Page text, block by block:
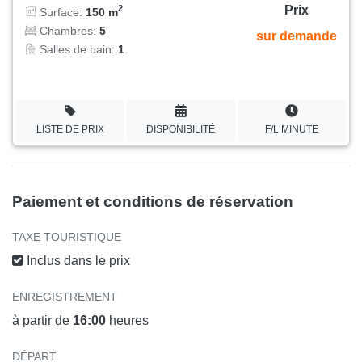
Surface: 150 m2
Chambres: 5
Salles de bain: 1
Prix
sur demande
LISTE DE PRIX DISPONIBILITÉ F/L MINUTE
Paiement et conditions de réservation
TAXE TOURISTIQUE
Inclus dans le prix
ENREGISTREMENT
à partir de 16:00 heures
DÉPART